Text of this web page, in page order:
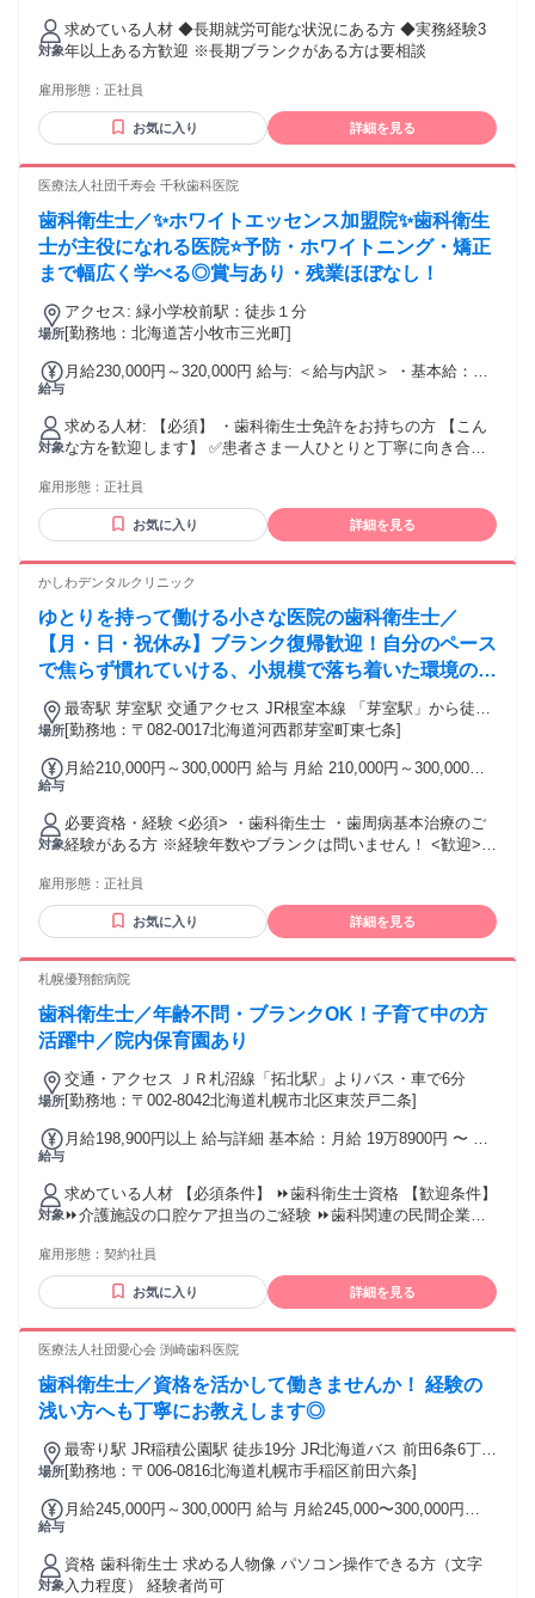
勤・家族手当金額：なし 全員に一律で支払われるその他手当
金額：なし ※昇給あり(年1回) ※賞与あり(年3回 【夏・冬・
年度末】：医院実績による※支給規定あり) ※個人実績の評価
による報奨金制度あり（毎月他※各種規定あり） ※冬賞与時
１ヶ月～3ヶ月 試用・研修期間の条件：本採用と同じ ※期間
中は交通費支給 上限月額1万円(規定あり)
対象
求めている人材 ◆長期就労可能な状況にある方 ◆実務経験3
年以上ある方歓迎 ※長期ブランクがある方は要相談
雇用形態： 正社員
お気に入り 詳細を見る
医療法人社団千寿会 千秋歯科医院
歯科衛生士／✨ホワイトエッセンス加盟院✨歯科衛生
士が主役になれる医院⭐️予防・ホワイトニング・矯正
まで幅広く学べる◎賞与あり・残業ほぼなし！
場所
アクセス: 緑小学校前駅：徒歩１分
[勤務地：北海道苫小牧市三光町]
給与
月給230,000円～320,000円 給与: ＜給与内訳＞ ・基本給：
20,000円〜60,000円 * 燃料手当 4,000円／月（11月～1月まで
支給） * 皆勤手当 10,000円／月 * 営業手当（歩合）：（デン
タル商品等の販売） * 育児支援手当：保育費用に応じて当院
の規定より一部負担あり * 資格手当 20,000円〜20,000円 * 職
対象
求める人材: 【必須】 ・歯科衛生士免許をお持ちの方 【こん
な方を歓迎します】 ✅患者さま一人ひとりと丁寧に向き合い
歯周治療をしっかり学びたい方 ✅ホワイトニングや審美歯科
にも興味がある方 ✅インプラントや矯正など幅広い診療を経
験したい方 ✅チームワークを大切にできる方 ✅ブランクから
も、人柄や向上心を大切にしています。 「もっと成長した
方をお待ちしています✨
雇用形態： 正社員
お気に入り 詳細を見る
かしわデンタルクリニック
ゆとりを持って働ける小さな医院の歯科衛生士／
【月・日・祝休み】ブランク復帰歓迎！自分のペース
で焦らず慣れていける、小規模で落ち着いた環境の歯
科医院です＊時短からのスタートもOK！
場所
最寄駅 芽室駅 交通アクセス JR根室本線 「芽室駅」から徒歩
で約14分(車で3分) 車通勤可 無料駐車場あり
[勤務地：〒082-0017北海道河西郡芽室町東七条]
給与
月給210,000円～300,000円 給与 月給 210,000円～300,000円
ます 上記は資格手当 25,000円、職務手当 15,000円含む
対象
必要資格・経験 <必須> ・歯科衛生士 ・歯周病基本治療のご
経験がある方 ※経験年数やブランクは問いません！ <歓迎>
トします） ・主婦/主夫の方、子育て中の方（家庭との両立を
応援します） ・ワークライフバランスを大切にしながら、腰
を据えて長く働きたい方 ・地域に根ざしたアットホームな医
雇用形態： 正社員
お気に入り 詳細を見る
札幌優翔館病院
歯科衛生士／年齢不問・ブランクOK！子育て中の方
活躍中／院内保育園あり
場所
交通・アクセス ＪＲ札沼線「拓北駅」よりバス・車で6分
[勤務地：〒002-8042北海道札幌市北区東茨戸二条]
給与
月給198,900円以上 給与詳細 基本給：月給 19万8900円 〜 固
皆勤・家族手当金額：あり 全員に一律で支払われるその他手
当金額：あり ・月給に含まれる一律手当は ベースアップ評価
手当1として 7,000円支給 ベースアップ評価手当2として
対象
求めている人材 【必須条件】 ⏩歯科衛生士資格 【歓迎条件】
⏩介護施設の口腔ケア担当のご経験 ⏩歯科関連の民間企業で
ニングコーディネーター ⏩インプラント専門歯科衛生士 【こ
んな方にオススメ】 ■ブランクのある方歓迎 ■主婦(夫)・子育
て中の方 ■学歴・年齢不問 ■経験者優遇
雇用形態： 契約社員
お気に入り 詳細を見る
医療法人社団愛心会 渕崎歯科医院
歯科衛生士／資格を活かして働きませんか！ 経験の
浅い方へも丁寧にお教えします◎
場所
最寄り駅 JR稲積公園駅 徒歩19分 JR北海道バス 前田6条6丁目
バス停より徒歩3分
[勤務地：〒006-0816北海道札幌市手稲区前田六条]
給与
月給245,000円～300,000円 給与 月給245,000〜300,000円
ルによって応相談 ※保険手当は、歯科医師国保加入分として
支給されます。
対象
資格 歯科衛生士 求める人物像 パソコン操作できる方（文字
入力程度） 経験者尚可